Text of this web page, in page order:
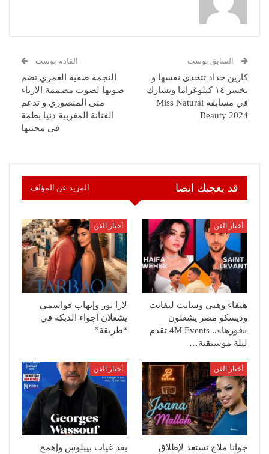
السابق بوست
كارين حداد تتحدى نفسها و
تخسر ١٤ كيلوغراما وتشارك
في مسابقة Miss Natural
Beauty 2024
القادم بوست
النجمة صفية العمري تضم
صوتها لصوت مصممة الازياء
منى المنصوري و تدعم
الفنانة المغربية دنيا بطمة
في محنتها
قد يعجبك ايضا المزيد عن المؤلف
أخبار الفن
هيفاء وهبي وسانت ليفانت
وديسكو مصر يشعلون
«فورها».. 4M Events تقدم
ليلة موسيقية…
أخبار الفن
لارا نور وإيهاب قواسمي
يشعلان أجواء الدبكة في
“طربقة”
أخبار الفن
جوانا ملاح تستعد لإطلاق
أخبار الفن
بعد غياب بيبلوس وإهمج